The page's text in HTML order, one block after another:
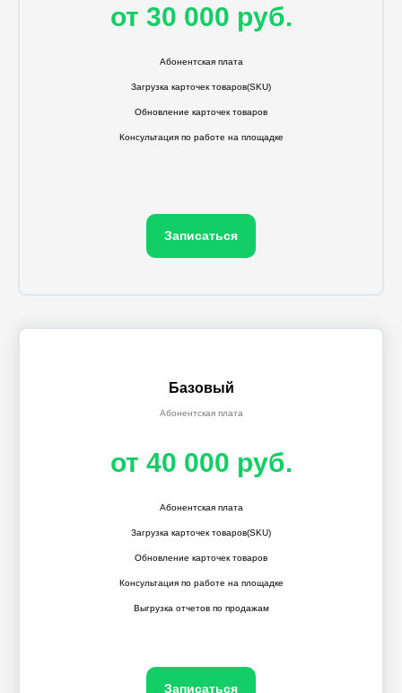
от 30 000 руб.
Абонентская плата
Загрузка карточек товаров(SKU)
Обновление карточек товаров
Консультация по работе на площадке
Записаться
Базовый
Абонентская плата
от 40 000 руб.
Абонентская плата
Загрузка карточек товаров(SKU)
Обновление карточек товаров
Консультация по работе на площадке
Выгрузка отчетов по продажам
Записаться